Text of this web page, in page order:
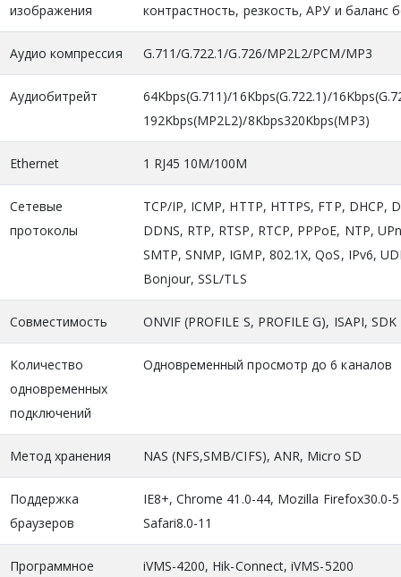
изображения контрастность, резкость, АРУ и баланс
Аудио компрессия G.711/G.722.1/G.726/MP2L2/PCM/MP3
Аудиобитрейт
64Kbps(G.711)/16Kbps(G.722.1)/
192Kbps(MP2L2)/8Kbps320Kbps(MP3)
Ethernet 1 RJ45 10M/100M
Сетевые
протоколы
TCP/IP, ICMP, HTTP, HTTPS, FTP, DHCP,
DDNS, RTP, RTSP, RTCP, PPPoE, NTP,
SMTP, SNMP, IGMP, 802.1X, QoS, IPv6,
Bonjour, SSL/TLS
Совместимость ONVIF (PROFILE S, PROFILE G), ISAPI, SDK
Количество
одновременных
подключений
Одновременный просмотр до 6 каналов
Метод хранения NAS (NFS,SMB/CIFS), ANR, Micro SD
Поддержка
браузеров
IE8+, Chrome 41.0-44, Mozilla Firefox30.0-
Safari8.0-11
Программное
iVMS-4200, Hik-Connect, iVMS-5200